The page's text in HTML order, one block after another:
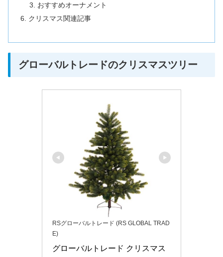
おすすめオーナメント
クリスマス関連記事
グローバルトレードのクリスマスツリー
RSグローバルトレード (RS GLOBAL TRAD
E)
グローバルトレード クリスマス